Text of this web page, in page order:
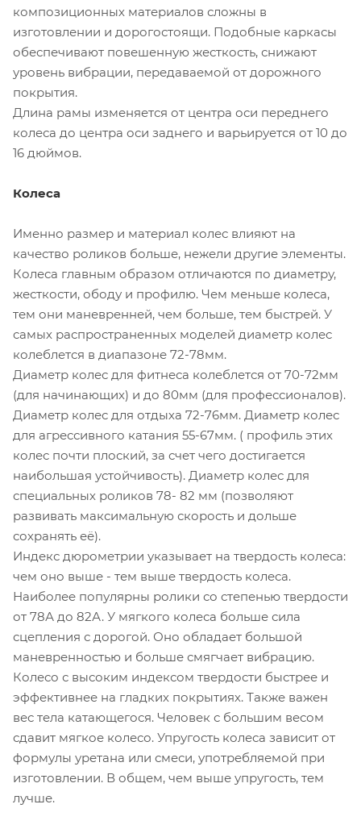
композиционных материалов сложны в
изготовлении и дорогостоящи. Подобные каркасы
обеспечивают повешенную жесткость, снижают
уровень вибрации, передаваемой от дорожного
покрытия.
Длина рамы изменяется от центра оси переднего
колеса до центра оси заднего и варьируется от 10 до
16 дюймов.
Колеса
Именно размер и материал колес влияют на
качество роликов больше, нежели другие элементы.
Колеса главным образом отличаются по диаметру,
жесткости, ободу и профилю. Чем меньше колеса,
тем они маневренней, чем больше, тем быстрей. У
самых распространенных моделей диаметр колес
колеблется в диапазоне 72-78мм.
Диаметр колес для фитнеса колеблется от 70-72мм
(для начинающих) и до 80мм (для профессионалов).
Диаметр колес для отдыха 72-76мм. Диаметр колес
для агрессивного катания 55-67мм. ( профиль этих
колес почти плоский, за счет чего достигается
наибольшая устойчивость). Диаметр колес для
специальных роликов 78- 82 мм (позволяют
развивать максимальную скорость и дольше
сохранять её).
Индекс дюрометрии указывает на твердость колеса:
чем оно выше - тем выше твердость колеса.
Наиболее популярны ролики со степенью твердости
от 78А до 82А. У мягкого колеса больше сила
сцепления с дорогой. Оно обладает большой
маневренностью и больше смягчает вибрацию.
Колесо с высоким индексом твердости быстрее и
эффективнее на гладких покрытиях. Также важен
вес тела катающегося. Человек с большим весом
сдавит мягкое колесо. Упругость колеса зависит от
формулы уретана или смеси, употребляемой при
изготовлении. В общем, чем выше упругость, тем
лучше.